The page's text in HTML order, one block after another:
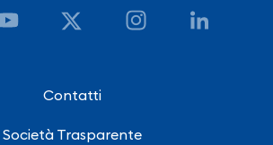
Contatti
Società Trasparente